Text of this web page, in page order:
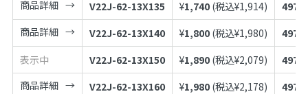
商品詳細
V22J-62-13X135 ¥1,740 (税込¥1,914)
商品詳細
V22J-62-13X140 ¥1,800 (税込¥1,980)
表示中
V22J-62-13X150 ¥1,890 (税込¥2,079)
商品詳細
V22J-62-13X160 ¥1,980 (税込¥2,178)